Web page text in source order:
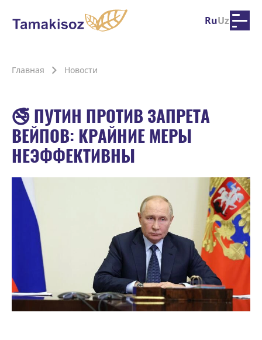
RuUz
Главная Новости
🚭 ПУТИН ПРОТИВ ЗАПРЕТА
ВЕЙПОВ: КРАЙНИЕ МЕРЫ
НЕЭФФЕКТИВНЫ